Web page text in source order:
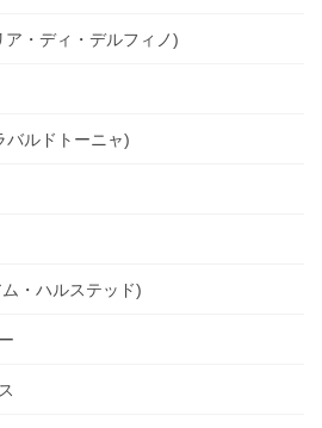
・ディ・デルフィノ)
バルドトーニャ)
・ハルステッド)